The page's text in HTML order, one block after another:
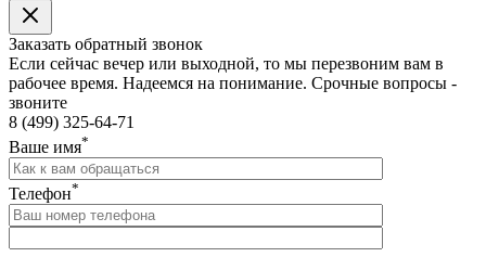
Заказать обратный звонок
Если сейчас вечер или выходной, то мы перезвоним вам в
рабочее время. Надеемся на понимание. Срочные вопросы -
звоните
8 (499) 325-64-71
Ваше имя*
Телефон*